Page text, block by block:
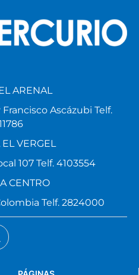
ARENAL
Ascázubi Telf.
VERGEL
107 Telf. 4103554
CENTRO
Telf. 2824000